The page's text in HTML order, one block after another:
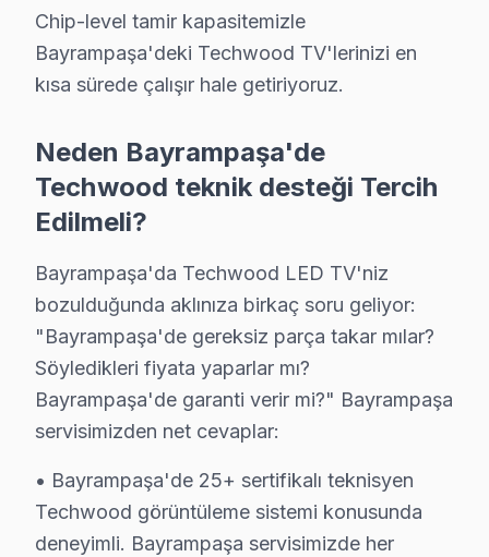
Bayrampaşa'de Techwood televizyon servis
Telefon: 0850 811 14 36
• Bayrampaşa'de aynı gün Techwood televizyon
• Bayrampaşa genelinde hızlı ve profesyonel
Bayrampaşa'de Yerinde söz konusu model
Forum İstanbul, Bayrampaşa Cezaevi (eski), Otogar
Ücret ödemeden önce fiyat öğrenin. 0850 811 14 36
Bayrampaşa Techwood Televizyon Servisi
Bayrampaşa bölgesinde Techwood televizyonunuz
Bayrampaşa'deki Tecrübemiz: Bayrampaşa ve yakın
Bayrampaşa Servis Güvencesi: Bayrampaşa'de
Bayrampaşa Techwood Sertifikalı Kadro: Techwood
Bayrampaşa'de İtibar: Bayrampaşa ve çevresinde
Ücret ödemeden önce fiyat öğrenin. 0850 811 14 36
Chip-level tamir kapasitemizle
Bayrampaşa'deki Techwood TV'lerinizi en
kısa sürede çalışır hale getiriyoruz.
Neden Bayrampaşa'de
Techwood teknik desteği Tercih
Edilmeli?
Bayrampaşa'da Techwood LED TV'niz
bozulduğunda aklınıza birkaç soru geliyor:
"Bayrampaşa'de gereksiz parça takar mılar?
Söyledikleri fiyata yaparlar mı?
Bayrampaşa'de garanti verir mi?" Bayrampaşa
servisimizden net cevaplar:
• Bayrampaşa'de 25+ sertifikalı teknisyen
Techwood görüntüleme sistemi konusunda
deneyimli. Bayrampaşa servisimizde her